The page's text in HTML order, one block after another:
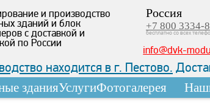
и производство
зданий и блок
с доставкой и
по России
Россия
+7 800 3334-
бесплатно со всех
info@dvk-
находится в г. Пестово.
зданияУслугиФотогалерея